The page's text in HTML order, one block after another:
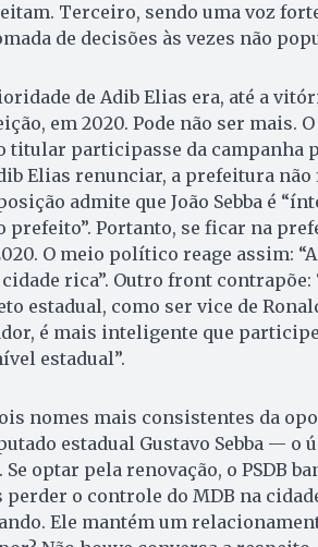
Terceiro, sendo uma voz
de decisões às vezes não
de Adib Elias era, até a
em 2020. Pode não ser mais.
titular participasse da campanha
Elias renunciar, a prefeitura
admite que João Sebba é
prefeito”. Portanto, se ficar na
O meio político reage assim:
rica”. Outro front
estadual, como ser vice de
é mais inteligente que
estadual”.
nomes mais consistentes da
estadual Gustavo Sebba —
Se optar pela renovação, o PSDB
perder o controle do MDB na
Ele mantém um